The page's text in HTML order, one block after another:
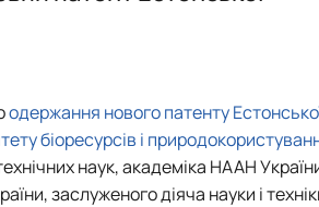
одержання нового патенту
біоресурсів і
наук, академіка НААН
заслуженого діяча науки і